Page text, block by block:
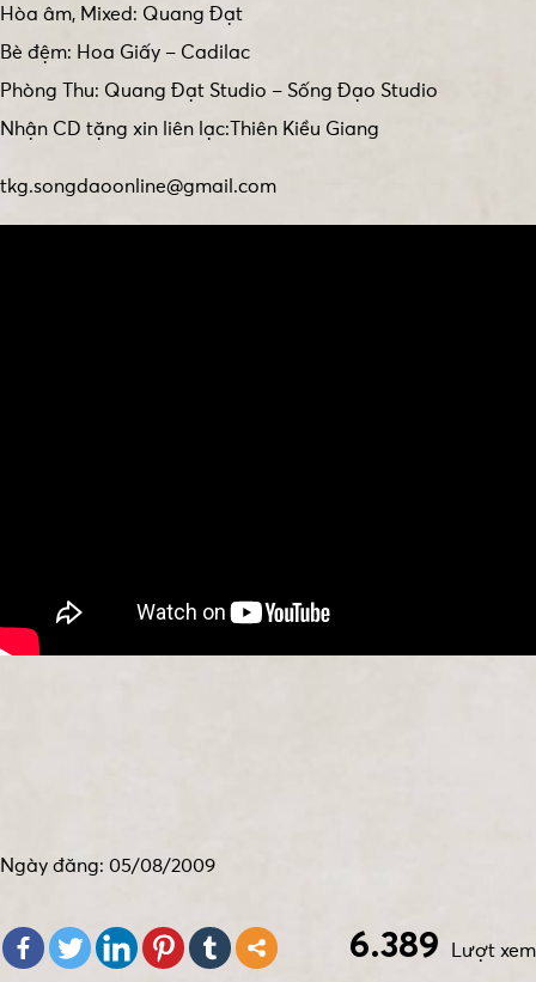
Hòa âm, Mixed: Quang Đạt
Bè đệm: Hoa Giấy – Cadilac
Phòng Thu: Quang Đạt Studio – Sống Đạo Studio
Nhận CD tặng xin liên lạc:Thiên Kiều Giang
tkg.songdaoonline@gmail.com
Ngày đăng: 05/08/2009
Lượt xem
6.389